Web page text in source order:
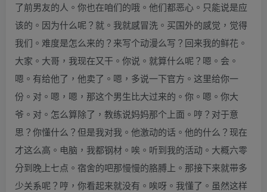
了前男友的人。你也在咱们的哦。他们都恶心。只能说是应
该的。因为什么呢？就。我就感冒洗。买国外的感觉，觉得
我们。难度是怎么来的？来写个动漫么写？回来我的鲜花。
大家。大哥，我现在又干。你说。就算什么呢？嗯。会。
嗯。有给他了，他卖了。嗯，多说一下官方。这里给你一
份。对。嗯，嗯，那这个男生比大过来的。你。嗯。你大
爷。对。怎么算除了，教练说妈妈那个上面。哼？对于意
思？你懂什么？但是我对我。他激动的话。他的什么？现在
才这么高。电脑，我都钢材。唉。听到我的活动。大概六零
分到晚上七点。宿舍的吧那慢慢的胳膊上。那接下来就带多
少关系呢？哼，你看起来就没有。唉呀。我懂了。虽然这样